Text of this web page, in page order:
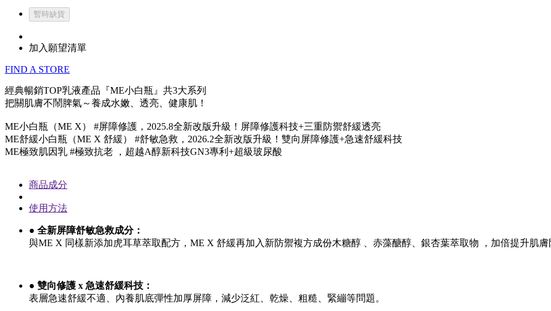
暫時缺貨
加入願望清單
FIND A STORE
經典暢銷TOP乳液產品『ME小白瓶』共3大系列
把關肌膚不鬧脾氣～養成水嫩、透亮、健康肌！
ME小白瓶（ME X） #屏障修護，2025.8全新改版升級！屏障修護科技+三重防禦舒緩透亮
ME舒緩小白瓶（ME X 舒緩） #舒敏急救，2026.2全新改版升級！雙向屏障修護+急速舒緩科技
ME極致肌因乳 #極致抗老 ，超越A醇新科技GN3專利+超級玻尿酸
商品成分
使用方法
● 全新屏障舒敏急救成分：
與ME X 同樣新添加虎耳草萃取配方，ME X 舒緩再加入新防禦複方成份木糖醇 、赤藻醣醇、銀杏葉萃取物 ，加倍提升肌
● 雙向修護 x 急速舒緩科技：
表層急速舒緩不適、內養肌底彈性加厚屏障，減少泛紅、乾燥、粗糙、緊繃等問題。